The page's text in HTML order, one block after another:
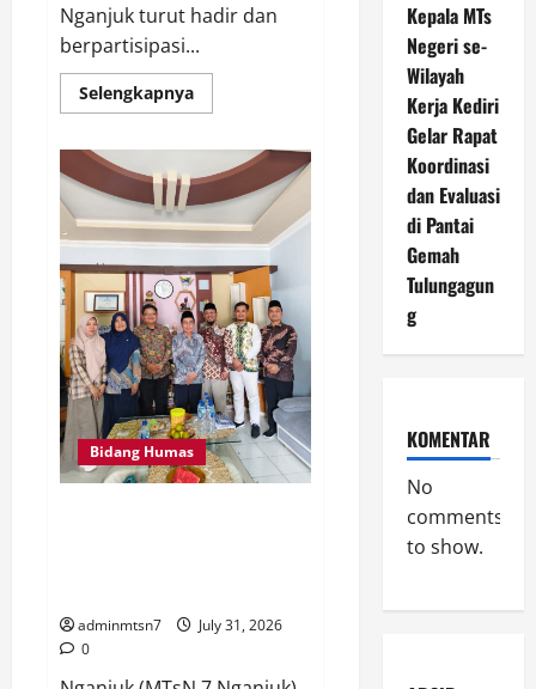
Nganjuk turut hadir dan
berpartisipasi...
SelengkapnyaRead
more
Sejarah
Nganjuk
“Tanah
Kemenangan”,
Tiga
Guru
MTsN
7
Nganjuk
Ikuti
Forum
Kajian
Koleksi
Museum
Anjuk
Ladang
Bidang Humas
adminmtsn7
July 31, 2026
0
Kepala MTs
Negeri se-
Wilayah
Kerja Kediri
Gelar Rapat
Koordinasi
dan Evaluasi
di Pantai
Gemah
Tulungagun
g
KOMENTAR
No
comments
to show.